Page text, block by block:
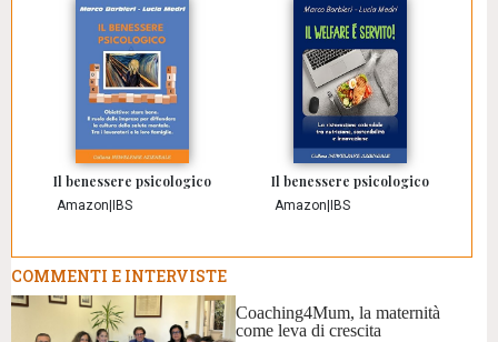
Il benessere psicologico
Amazon IBS
Il benessere psicologico
Amazon IBS
COMMENTI E INTERVISTE
Coaching4Mum, la maternità
come leva di crescita